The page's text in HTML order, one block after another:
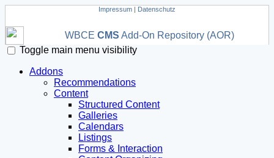
Impressum | Datenschutz
WBCE CMS Add-On Repository (AOR)
Toggle main menu visibility
Addons
Recommendations
Content
Structured Content
Galleries
Calendars
Listings
Forms & Interaction